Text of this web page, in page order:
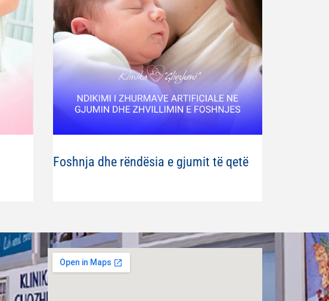
Foshnja dhe rëndësia e gjumit të qetë